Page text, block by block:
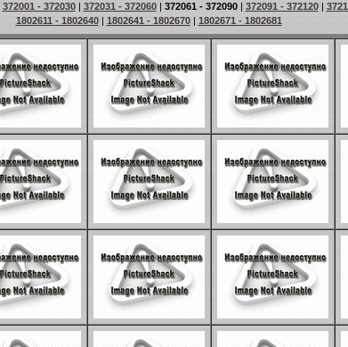
372001 - 372030| 372031 - 372060| 372061 - 372090| 372091 - 372120|
1802611 - 1802640| 1802641 - 1802670| 1802671 - 1802681